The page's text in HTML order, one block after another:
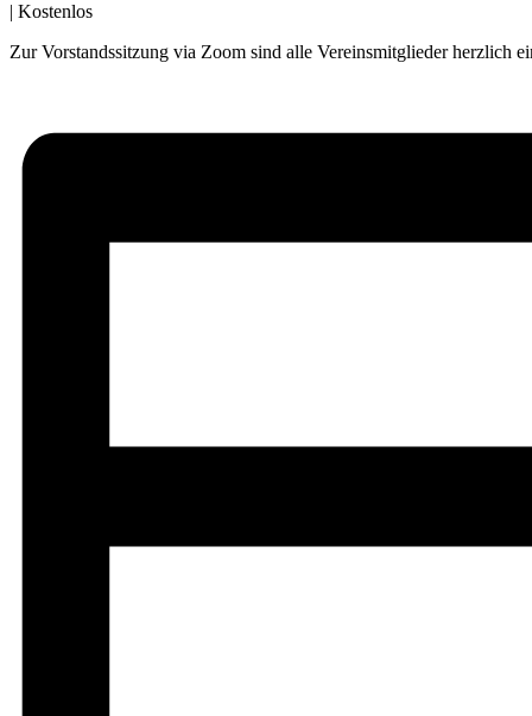
| Kostenlos
Zur Vorstandssitzung via Zoom sind alle Vereinsmitglieder herzlich